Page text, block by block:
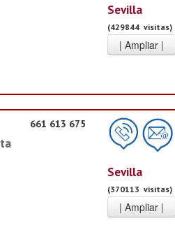
Sevilla
(429844 visitas)
661 613 675
Sevilla
(370113 visitas)